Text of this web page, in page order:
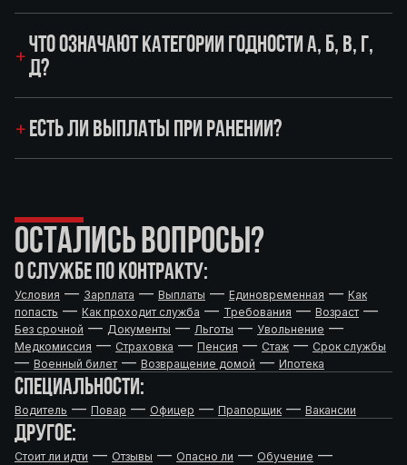
ЧТО ОЗНАЧАЮТ КАТЕГОРИИ ГОДНОСТИ А, Б, В, Г,
Д?
ЕСТЬ ЛИ ВЫПЛАТЫ ПРИ РАНЕНИИ?
ОСТАЛИСЬ ВОПРОСЫ?
О СЛУЖБЕ ПО КОНТРАКТУ:
Условия — Зарплата — Выплаты — Единовременная — Как
попасть — Как проходит служба — Требования — Возраст —
Без срочной — Документы — Льготы — Увольнение —
Медкомиссия — Страховка — Пенсия — Стаж — Срок службы
— Военный билет — Возвращение домой — Ипотека
СПЕЦИАЛЬНОСТИ:
Водитель — Повар — Офицер — Прапорщик — Вакансии
ДРУГОЕ:
Стоит ли идти — Отзывы — Опасно ли — Обучение —